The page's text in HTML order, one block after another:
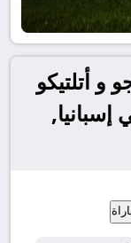
و أتلتيكو
2025-10-05 في إسبانيا,